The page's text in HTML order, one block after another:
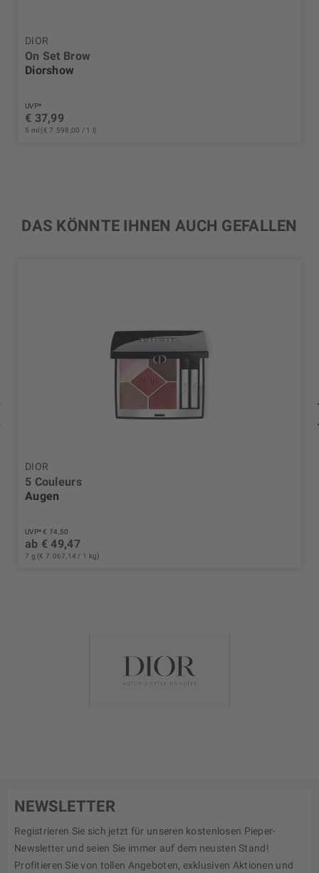
DIOR
On Set Brow
Diorshow
UVP*
€ 37,99
5 ml (€ 7.598,00 / 1 l)
DAS KÖNNTE IHNEN AUCH GEFALLEN
DIOR
5 Couleurs
Augen
UVP* € 74,50
ab € 49,47
7 g (€ 7.067,14 / 1 kg)
NEWSLETTER
Registrieren Sie sich jetzt für unseren kostenlosen Pieper-
Newsletter und seien Sie immer auf dem neusten Stand!
Profitieren Sie von tollen Angeboten, exklusiven Aktionen und